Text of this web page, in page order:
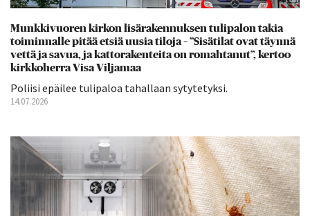
Munkkivuoren kirkon lisärakennuksen tulipalon takia
toiminnalle pitää etsiä uusia tiloja – ”Sisätilat ovat täynnä
vettä ja savua, ja kattorakenteita on romahtanut”, kertoo
kirkkoherra Visa Viljamaa
Poliisi epäilee tulipaloa tahallaan sytytetyksi.
14.07.2026